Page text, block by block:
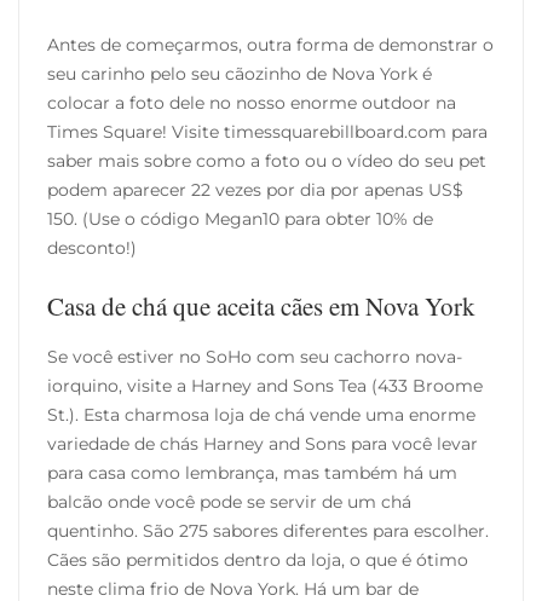
Antes de começarmos, outra forma de demonstrar o
seu carinho pelo seu cãozinho de Nova York é
colocar a foto dele no nosso enorme outdoor na
Times Square! Visite timessquarebillboard.com para
saber mais sobre como a foto ou o vídeo do seu pet
podem aparecer 22 vezes por dia por apenas US$
150. (Use o código Megan10 para obter 10% de
desconto!)
Casa de chá que aceita cães em Nova York
Se você estiver no SoHo com seu cachorro nova-
iorquino, visite a Harney and Sons Tea (433 Broome
St.). Esta charmosa loja de chá vende uma enorme
variedade de chás Harney and Sons para você levar
para casa como lembrança, mas também há um
balcão onde você pode se servir de um chá
quentinho. São 275 sabores diferentes para escolher.
Cães são permitidos dentro da loja, o que é ótimo
neste clima frio de Nova York. Há um bar de